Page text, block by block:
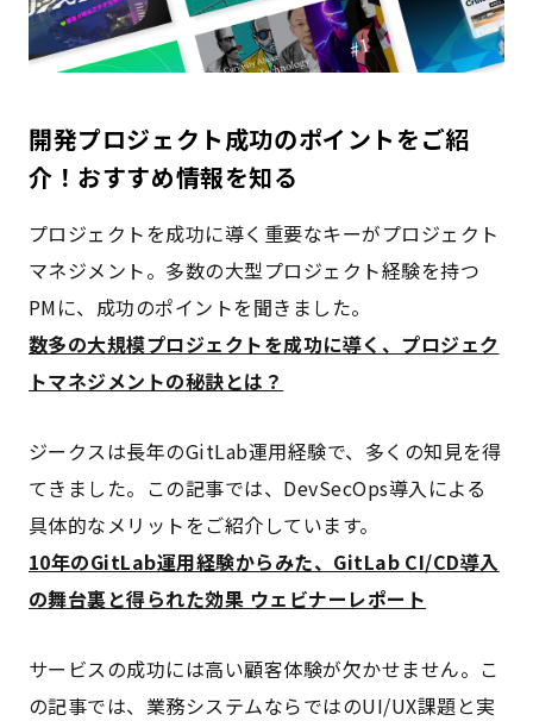
開発プロジェクト成功のポイントをご紹
介！おすすめ情報を知る
プロジェクトを成功に導く重要なキーがプロジェクト
マネジメント。多数の大型プロジェクト経験を持つ
PMに、成功のポイントを聞きました。
数多の大規模プロジェクトを成功に導く、プロジェク
トマネジメントの秘訣とは？
ジークスは長年のGitLab運用経験で、多くの知見を得
てきました。この記事では、DevSecOps導入による
具体的なメリットをご紹介しています。
10年のGitLab運用経験からみた、GitLab CI/CD導入
の舞台裏と得られた効果 ウェビナーレポート
サービスの成功には高い顧客体験が欠かせません。こ
の記事では、業務システムならではのUI/UX課題と実